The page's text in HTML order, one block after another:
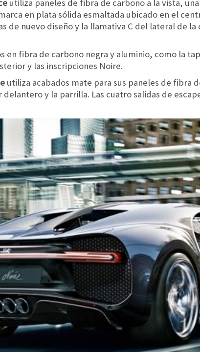
utiliza paneles de fibra de carbono a la vista,
en plata sólida esmaltada ubicado en el
de nuevo diseño y la llamativa C del lateral de
en fibra de carbono negra y aluminio, como la
y las inscripciones Noire.
utiliza acabados mate para sus paneles de fibra
y la parrilla. Las cuatro salidas de